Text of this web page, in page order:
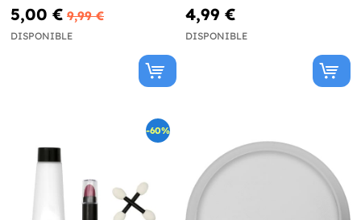
5,00 € 9,99 €
DISPONIBLE
4,99 €
DISPONIBLE
-60%